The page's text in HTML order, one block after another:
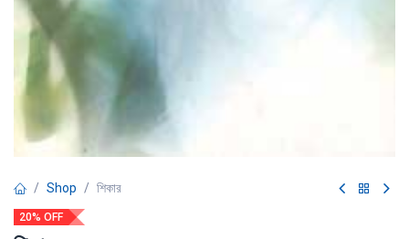
Shop শিকার
20% OFF